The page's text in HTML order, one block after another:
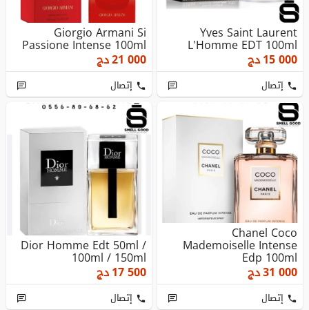
Yves Saint Laurent
L'Homme EDT 100ml
15 000دج
إتصال
Giorgio Armani Si
Passione Intense 100ml
21 000دج
إتصال
Chanel Coco
Mademoiselle Intense
Edp 100ml
31 000دج
إتصال
Dior Homme Edt 50ml /
100ml / 150ml
17 500دج
إتصال